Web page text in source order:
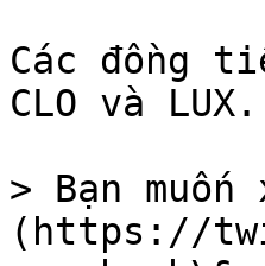
Các đồng
CLO và LUX.
> Bạn
(https://